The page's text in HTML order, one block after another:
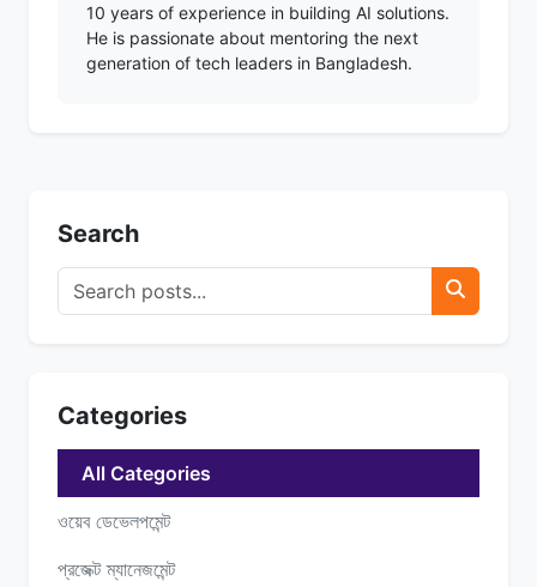
10 years of experience in building AI solutions.
He is passionate about mentoring the next
generation of tech leaders in Bangladesh.
Search
Categories
All Categories
ওয়েব ডেভেলপমেন্ট
প্রজেক্ট ম্যানেজমেন্ট